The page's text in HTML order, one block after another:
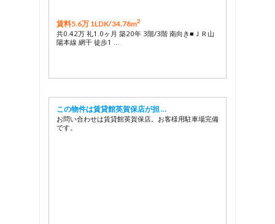
賃料5.6万 1LDK/34.78m2
共0.42万 礼1.0ヶ月 築20年 3階/3階 南向き■ＪＲ山
陽本線 網干 徒歩1 …
この物件は賃貸館英賀保店が担 …
お問い合わせは賃貸館英賀保店。お客様用駐車場完備
です。